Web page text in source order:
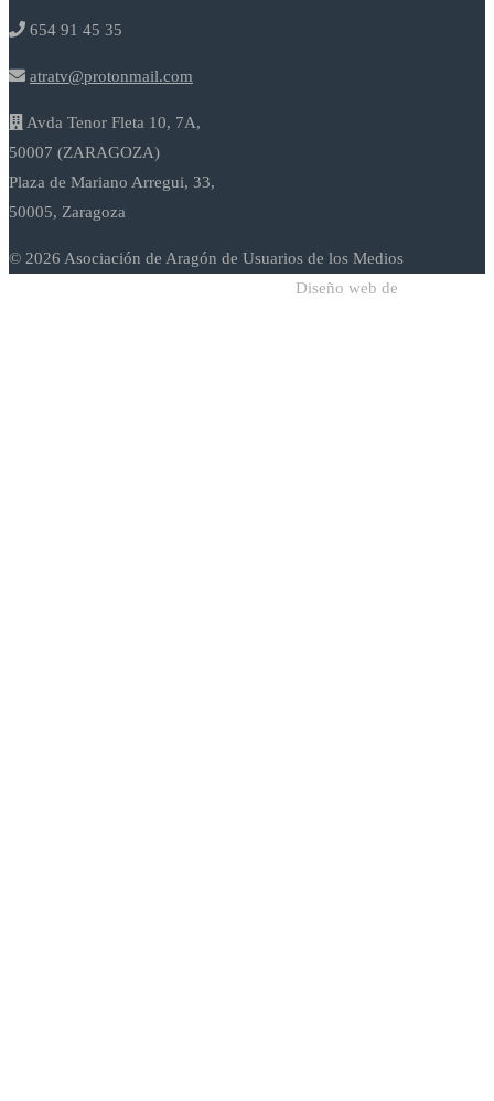
654 91 45 35
atratv@protonmail.com
Avda Tenor Fleta 10, 7A,
50007 (ZARAGOZA)
Plaza de Mariano Arregui, 33,
50005, Zaragoza
© 2026 Asociación de Aragón de Usuarios de los Medios
Diseño web de